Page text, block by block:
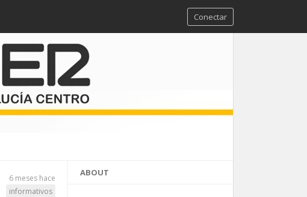
Conectar
6 meses hace
informativos
ABOUT